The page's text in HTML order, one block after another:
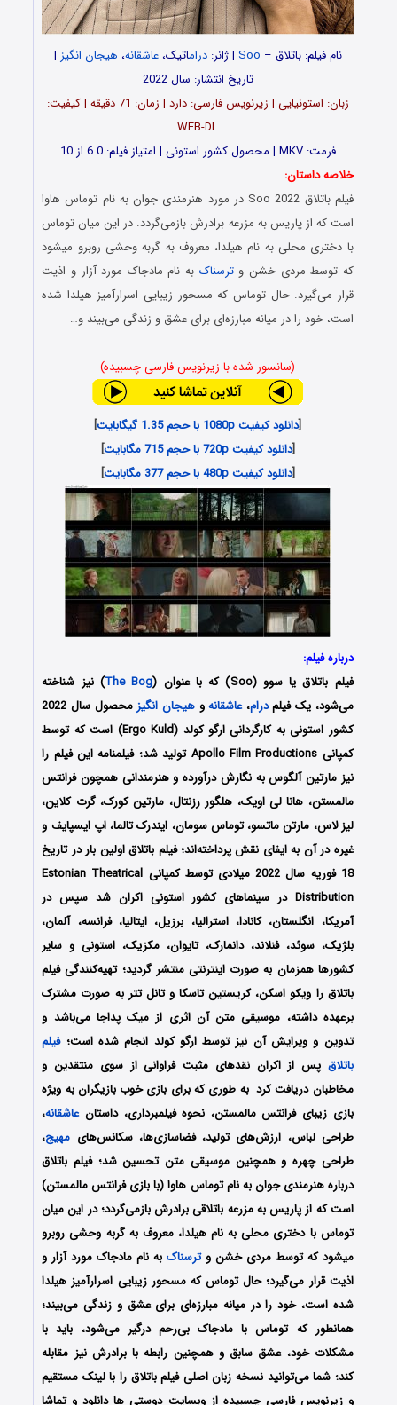
نام فیلم: باتلاق – Soo | ژانر:دراماتیک،عاشقانه، هیجان انگیز |
تاریخ انتشار: سال 2022
زبان: استونیایی | زیرنویس فارسی: دارد | زمان: 71 دقیقه | کیفیت:
WEB-DL
فرمت: MKV | محصول کشور استونی | امتیاز فیلم: 6.0 از 10
خلاصه داستان:
فیلم باتلاق Soo 2022 در مورد هنرمندی جوان به نام توماس هاوا
است که از پاریس به مزرعه برادرش بازمی‌گردد. در این میان توماس
با دختری محلی به نام هیلدا، معروف به گربه وحشی روبرو می‎شود
که توسط مردی خشن وترسناک به نام مادجاک مورد آزار و اذیت
قرار می‌گیرد. حال توماس که مسحور زیبایی اسرارآمیز هیلدا شده
است، خود را در میانه مبارزه‌ای برای عشق و زندگی می‌بیند و…
(سانسور شده با زیرنویس فارسی چسبیده)
[دانلود کیفیت 1080p با حجم 1.35 گیگابایت
]
[دانلود کیفیت 720p با حجم 715 مگابایت
]
[دانلود کیفیت 480p با حجم 377 مگابایت ]
درباره فیلم:
فیلم باتلاق یا سوو (Soo) که با عنوان (
The Bog) نیز شناخته
می‌شود، یک فیلمدرام،عاشقانهوهیجان انگیز
محصول سال 2022
کشور استونی به کارگردانی ارگو کولد (Ergo Kuld) است که توسط
کمپانی‌ Apollo Film Productions تولید شد؛ فیلمنامه این فیلم را
نیز مارتین آلگوس به نگارش درآورده و هنرمندانی همچون فرانتس
مالمستن، هانا لی اویک، هلگور رزنتال، مارتین کورک، گرت کلاین،
لیز لاس، مارتن ماتسو، توماس سومان، ایندرک تالما، اپ ایسپایف و
غیره در آن به ایفای نقش پرداخته‌اند؛ فیلم باتلاق اولین بار در تاریخ
18 فوریه سال 2022 میلادی توسط کمپانی Estonian Theatrical
Distribution در سینماهای کشور استونی اکران شد سپس در
آمریکا، انگلستان، کانادا، استرالیا، برزیل، ایتالیا، فرانسه، آلمان،
بلژیک، سوئد، فنلاند، دانمارک، تایوان، مکزیک، استونی و سایر
کشورها همزمان به صورت اینترنتی منتشر گردید؛ تهیه‌کنندگی فیلم
باتلاق را ویکو اسکن، کریستین تاسکا و تانل تتر به صورت مشترک
برعهده داشته، موسیقی متن آن اثری از میک پداجا می‌باشد و
تدوین و ویرایش آن نیز توسط ارگو کولد انجام شده است؛فیلم
باتلاق پس از اکران نقدهای مثبت فراوانی از سوی منتقدین و
مخاطبان دریافت کرد به طوری که برای بازی خوب بازیگران به ویژه
بازی زیبای فرانتس مالمستن، نحوه فیلمبرداری، داستانعاشقانه،
طراحی لباس، ارزش‌های تولید، فضاسازی‌ها، سکانس‌های مهیج،
طراحی چهره و همچنین موسیقی متن تحسین شد؛ فیلم باتلاق
درباره هنرمندی جوان به نام توماس هاوا (با بازی فرانتس مالمستن)
است که از پاریس به مزرعه باتلاقی برادرش بازمی‌گردد؛ در این میان
توماس با دختری محلی به نام هیلدا، معروف به گربه وحشی روبرو
می‎شود که توسط مردی خشن و
ترسناک به نام مادجاک مورد آزار و
اذیت قرار می‌گیرد؛ حال توماس که مسحور زیبایی اسرارآمیز هیلدا
شده است، خود را در میانه مبارزه‌ای برای عشق و زندگی می‌بیند؛
همانطور که توماس با مادجاک بی‌رحم درگیر می‌شود، باید با
مشکلات خود، عشق سابق و همچنین رابطه‌ با برادرش نیز مقابله
کند؛ شما می‌توانید نسخه زبان اصلی فیلم باتلاق را با ‌لینک مستقیم
و زیرنویس فارسی چسبیده از وبسایت دوستی ها دانلود و تماشا